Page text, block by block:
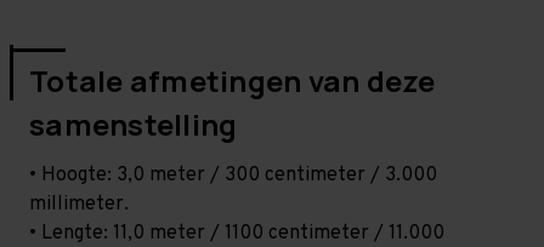
Totale afmetingen van deze
samenstelling
• Hoogte: 3,0 meter / 300 centimeter / 3.000
millimeter.
• Lengte: 11,0 meter / 1100 centimeter / 11.000